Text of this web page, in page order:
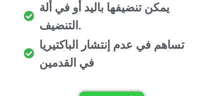
يمكن تنضيفها باليد أو في ألة
التنضيف.
تساهم في عدم إنتشار الباكتيريا
في القدمين